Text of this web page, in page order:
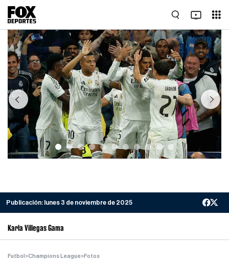
Previous Next
Publicación: lunes 3 de noviembre de 2025
Karla Villegas Gama
Futbol >Champions League>Fotos